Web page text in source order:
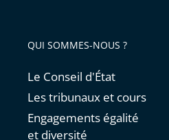
QUI SOMMES-NOUS ?
Le Conseil d'État
Les tribunaux et cours
Engagements égalité
et diversité